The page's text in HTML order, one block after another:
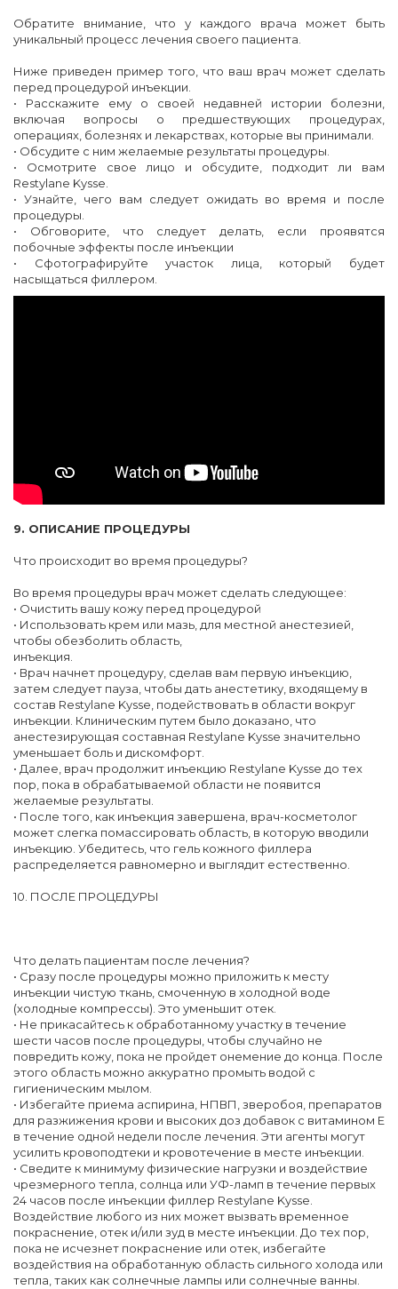
Обратите внимание, что у каждого врача может быть
уникальный процесс лечения своего пациента.
Ниже приведен пример того, что ваш врач может сделать
перед процедурой инъекции.
• Расскажите ему о своей недавней истории болезни,
включая вопросы о предшествующих процедурах,
операциях, болезнях и лекарствах, которые вы принимали.
• Обсудите с ним желаемые результаты процедуры.
• Осмотрите свое лицо и обсудите, подходит ли вам
Restylane Kysse.
• Узнайте, чего вам следует ожидать во время и после
процедуры.
• Обговорите, что следует делать, если проявятся
побочные эффекты после инъекции
• Сфотографируйте участок лица, который будет
насыщаться филлером.
9. ОПИСАНИЕ ПРОЦЕДУРЫ
Что происходит во время процедуры?
Во время процедуры врач может сделать следующее:
• Очистить вашу кожу перед процедурой
• Использовать крем или мазь, для местной анестезией,
чтобы обезболить область,
инъекция.
• Врач начнет процедуру, сделав вам первую инъекцию,
затем следует пауза, чтобы дать анестетику, входящему в
состав Restylane Kysse, подействовать в области вокруг
инъекции. Клиническим путем было доказано, что
анестезирующая составная Restylane Kysse значительно
уменьшает боль и дискомфорт.
• Далее, врач продолжит инъекцию Restylane Kysse до тех
пор, пока в обрабатываемой области не появится
желаемые результаты.
• После того, как инъекция завершена, врач-косметолог
может слегка помассировать область, в которую вводили
инъекцию. Убедитесь, что гель кожного филлера
распределяется равномерно и выглядит естественно.
10. ПОСЛЕ ПРОЦЕДУРЫ
Что делать пациентам после лечения?
• Сразу после процедуры можно приложить к месту
инъекции чистую ткань, смоченную в холодной воде
(холодные компрессы). Это уменьшит отек.
• Не прикасайтесь к обработанному участку в течение
шести часов после процедуры, чтобы случайно не
повредить кожу, пока не пройдет онемение до конца. После
этого область можно аккуратно промыть водой с
гигиеническим мылом.
• Избегайте приема аспирина, НПВП, зверобоя, препаратов
для разжижения крови и высоких доз добавок с витамином Е
в течение одной недели после лечения. Эти агенты могут
усилить кровоподтеки и кровотечение в месте инъекции.
• Сведите к минимуму физические нагрузки и воздействие
чрезмерного тепла, солнца или УФ-ламп в течение первых
24 часов после инъекции филлер Restylane Kysse.
Воздействие любого из них может вызвать временное
покраснение, отек и/или зуд в месте инъекции. До тех пор,
пока не исчезнет покраснение или отек, избегайте
воздействия на обработанную область сильного холода или
тепла, таких как солнечные лампы или солнечные ванны.